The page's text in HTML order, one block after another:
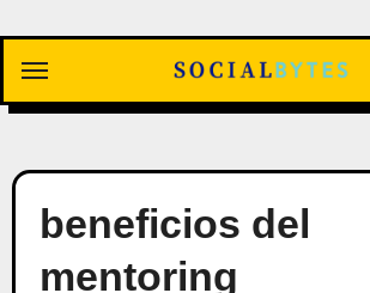
contenido
beneficios del
mentoring